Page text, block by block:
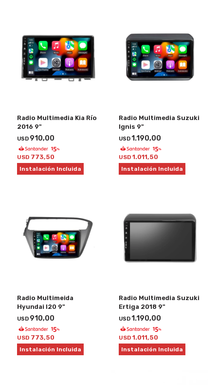
Radio Multimedia Kia Río
2016 9"
USD 910,00
USD 773,50
Instalación Incluida
Radio Multimedia Suzuki
Ignis 9"
USD1.190,00
USD 1.011,50
Instalación Incluida
Radio Multimeida
Hyundai I20 9"
USD 910,00
USD 773,50
Instalación Incluida
Radio Multimedia Suzuki
Ertiga 2018 9"
USD1.190,00
USD 1.011,50
Instalación Incluida